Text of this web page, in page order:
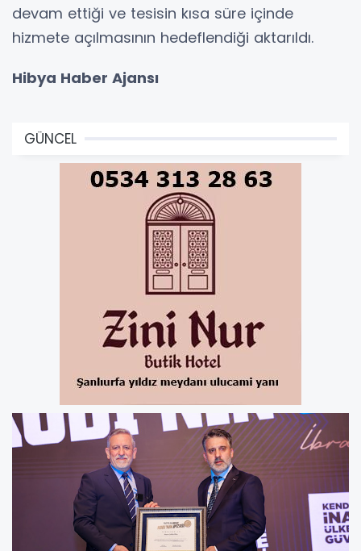
devam ettiği ve tesisin kısa süre içinde
hizmete açılmasının hedeflendiği aktarıldı.
Hibya Haber Ajansı
GÜNCEL